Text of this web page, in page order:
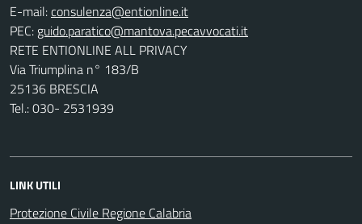
E-mail:
PEC:
RETE ENTIONLINE ALL PRIVACY
Via Triumplina n° 183/B
25136 BRESCIA
Tel.: 030- 2531939
LINK UTILI
Protezione Civile Regione Calabria